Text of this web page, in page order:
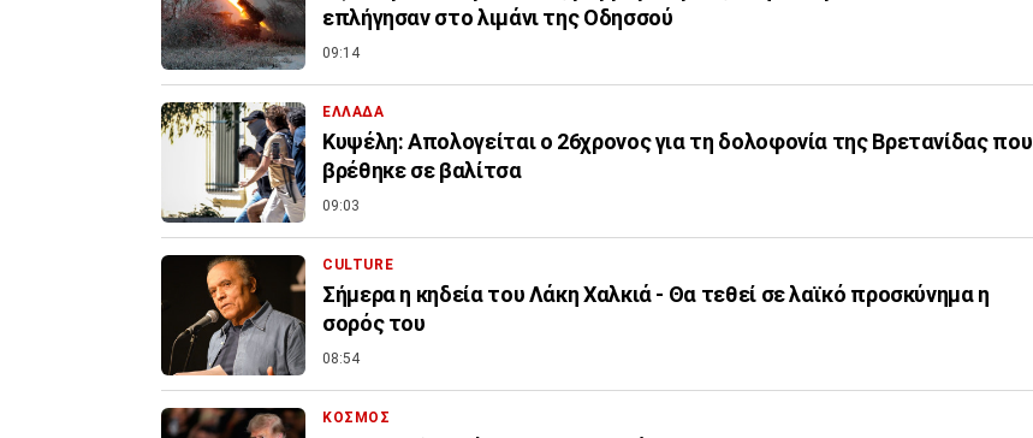
επλήγησαν στο λιμάνι της Οδησσού
09:14
ΕΛΛΑΔΑ
Κυψέλη: Απολογείται ο 26χρονος για τη δολοφονία της Βρετανίδας που
βρέθηκε σε βαλίτσα
09:03
CULTURE
Σήμερα η κηδεία του Λάκη Χαλκιά - Θα τεθεί σε λαϊκό προσκύνημα η
σορός του
08:54
ΚΟΣΜΟΣ